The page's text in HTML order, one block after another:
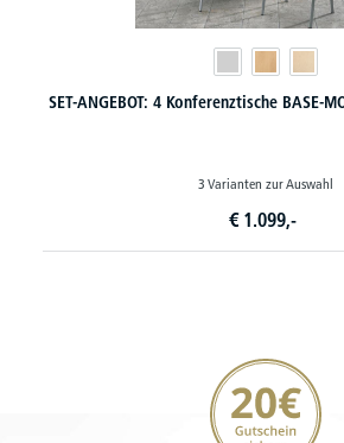
SET-ANGEBOT: 4 Konferenztische BASE-
3 Varianten zur Auswahl
€ 1.099,-
20€ Gutschein sichern